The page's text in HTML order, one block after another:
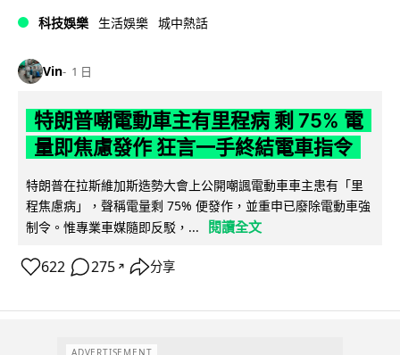
科技娛樂 生活娛樂 城中熱話
Vin 1 日
特朗普嘲電動車主有里程病 剩 75% 電
量即焦慮發作 狂言一手終結電車指令
特朗普在拉斯維加斯造勢大會上公開嘲諷電動車車主患有「里
程焦慮病」，聲稱電量剩 75% 便發作，並重申已廢除電動車強
制令。惟專業車媒隨即反駁，...
閱讀全文
622 275 ↗ 分享